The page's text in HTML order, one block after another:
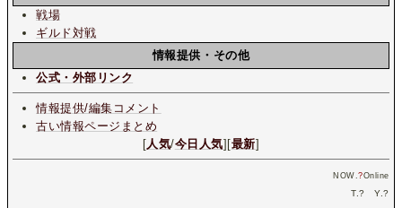
戦場
ギルド対戦
情報提供・その他
公式・外部リンク
情報提供/編集コメント
古い情報ページまとめ
[ 人気/今日人気][最新]
NOW.?Online
T.? Y.?